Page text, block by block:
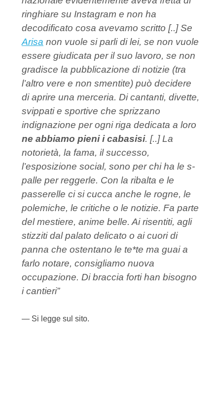
ringhiare su Instagram e non ha
decodificato cosa avevamo scritto [..] Se
Arisa non vuole si parli di lei, se non vuole
essere giudicata per il suo lavoro, se non
gradisce la pubblicazione di notizie (tra
l’altro vere e non smentite) può decidere
di aprire una merceria. Di cantanti, divette,
svippati e sportive che sprizzano
indignazione per ogni riga dedicata a loro
ne abbiamo pieni i cabasisi. [..] La
notorietà, la fama, il successo,
l’esposizione social, sono per chi ha le s-
palle per reggerle. Con la ribalta e le
passerelle ci si cucca anche le rogne, le
polemiche, le critiche o le notizie. Fa parte
del mestiere, anime belle. Ai risentiti, agli
stizziti dal palato delicato o ai cuori di
panna che ostentano le te*te ma guai a
farlo notare, consigliamo nuova
occupazione. Di braccia forti han bisogno
i cantieri”
Si legge sul sito.